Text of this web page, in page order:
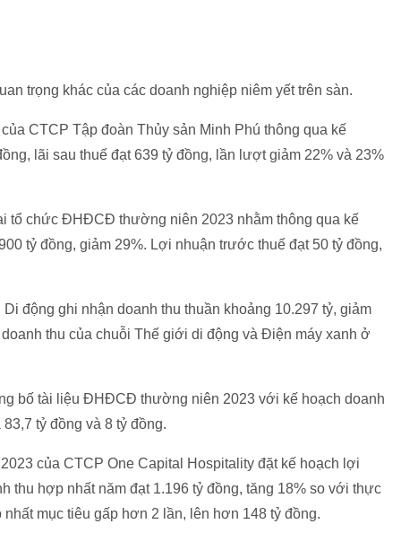
trọng khác của các doanh nghiệp niêm yết trên sàn.
CTCP Tập đoàn Thủy sản Minh Phú thông qua kế
lãi sau thuế đạt 639 tỷ đồng, lần lượt giảm 22% và 23%
tổ chức ĐHĐCĐ thường niên 2023 nhằm thông qua kế
tỷ đồng, giảm 29%. Lợi nhuận trước thuế đạt 50 tỷ đồng,
động ghi nhận doanh thu thuần khoảng 10.297 tỷ, giảm
thu của chuỗi Thế giới di động và Điện máy xanh ở
bố tài liệu ĐHĐCĐ thường niên 2023 với kế hoạch doanh
tỷ đồng và 8 tỷ đồng.
của CTCP One Capital Hospitality đặt kế hoạch lợi
thu hợp nhất năm đạt 1.196 tỷ đồng, tăng 18% so với thực
mục tiêu gấp hơn 2 lần, lên hơn 148 tỷ đồng.